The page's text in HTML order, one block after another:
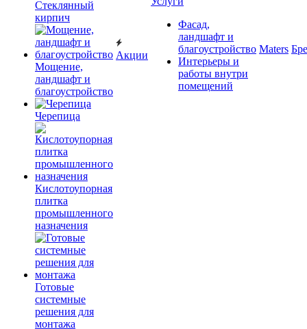
Cтеклянный
кирпич
Мощение,
ландшафт и
благоустройство
Черепица
Кислотоупорная
плитка
промышленного
назначения
Готовые
системные
решения для
монтажа
Акции
Фасад,
ландшафт и
благоустройство
Интерьеры и
работы внутри
помещений
Maters